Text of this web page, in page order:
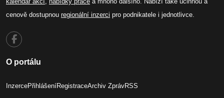
cenově dostupnou regionální inzerci pro podnikatele i jednotlivce.
O portálu
InzercePřihlášeníRegistraceArchiv ZprávRSS